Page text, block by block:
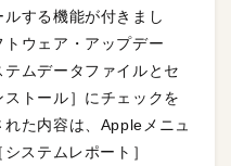
する機能が付きまし
ウェア・アップデー
ムデータファイルとセ
トール］にチェックを
た内容は、Appleメニュ
ステムレポート］